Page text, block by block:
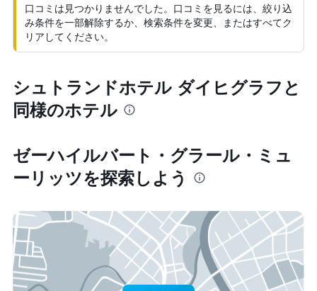
口コミは見つかりませんでした。口コミを見るには、絞り込
み条件を一部解除するか、検索条件を変更、またはすべてク
リアしてください。
シュトランドホテル ダイヒグラフと
同様のホテル
ゼーハイルバート・グラール・ミュ
ーリッツ​を探索しよう